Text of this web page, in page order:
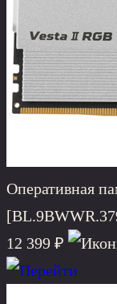
Оперативная
12 399 ₽